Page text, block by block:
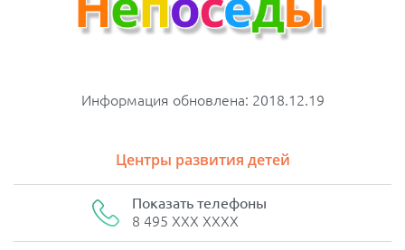
Информация обновлена: 2018.12.19
Центры развития детей
Показать телефоны
8 495 XXX XXXX